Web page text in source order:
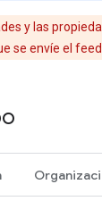
y las
se envíe el feed